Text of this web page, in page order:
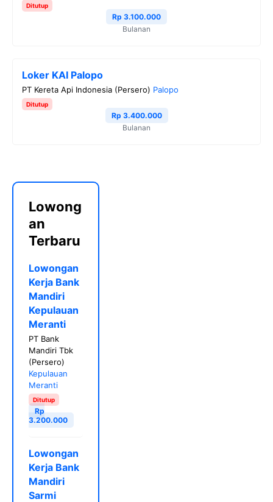
Ditutup
Rp 3.100.000
Bulanan
Loker KAI Palopo
PT Kereta Api Indonesia (Persero) Palopo
Ditutup
Rp 3.400.000
Bulanan
Lowong
an
Terbaru
Lowongan
Kerja Bank
Mandiri
Kepulauan
Meranti
PT Bank
Mandiri Tbk
(Persero)
Kepulauan
Meranti
Ditutup
Rp
3.200.000
Lowongan
Kerja Bank
Mandiri
Sarmi